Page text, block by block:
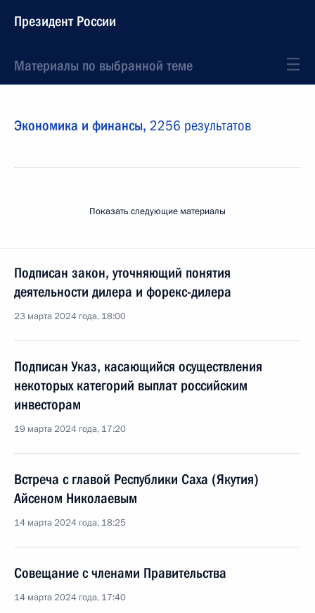
Президент России
Материалы по выбранной теме
Экономика и финансы, 2256 результатов
Показать следующие материалы
Подписан закон, уточняющий понятия
деятельности дилера и форекс-дилера
23 марта 2024 года, 18:00
Подписан Указ, касающийся осуществления
некоторых категорий выплат российским
инвесторам
19 марта 2024 года, 17:20
Встреча с главой Республики Саха (Якутия)
Айсеном Николаевым
14 марта 2024 года, 18:25
Совещание с членами Правительства
14 марта 2024 года, 17:40